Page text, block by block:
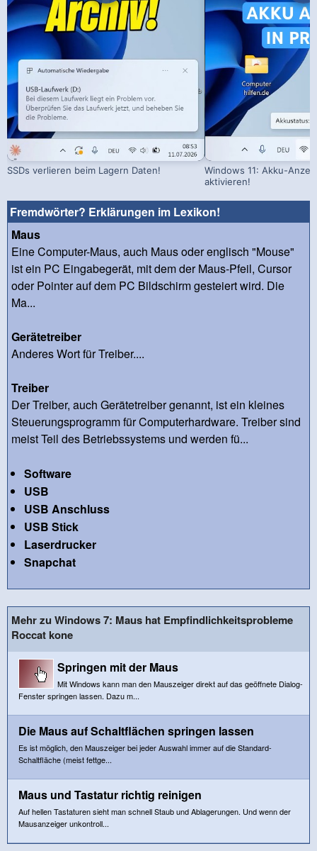
SSDs verlieren beim Lagern Daten!
Windows 11: Akku-
aktivieren!
Fremdwörter? Erklärungen im Lexikon!
Maus
Eine Computer-Maus, auch Maus oder englisch "Mouse"
ist ein PC Eingabegerät, mit dem der Maus-Pfeil, Cursor
oder Pointer auf dem PC Bildschirm gesteiert wird. Die
Ma...
Gerätetreiber
Anderes Wort für Treiber....
Treiber
Der Treiber, auch Gerätetreiber genannt, ist ein kleines
Steuerungsprogramm für Computerhardware. Treiber sind
meist Teil des Betriebssystems und werden fü...
Software
USB
USB Anschluss
USB Stick
Laserdrucker
Snapchat
Mehr zu Windows 7: Maus hat Empfindlichkeitsprobleme
Roccat kone
Springen mit der Maus
Mit Windows kann man den Mauszeiger direkt auf das geöffnete Dialog-
Fenster springen lassen. Dazu m...
Die Maus auf Schaltflächen springen lassen
Es ist möglich, den Mauszeiger bei jeder Auswahl immer auf die Standard-
Schaltfläche (meist fettge...
Maus und Tastatur richtig reinigen
Auf hellen Tastaturen sieht man schnell Staub und Ablagerungen. Und wenn der
Mausanzeiger unkontroll...